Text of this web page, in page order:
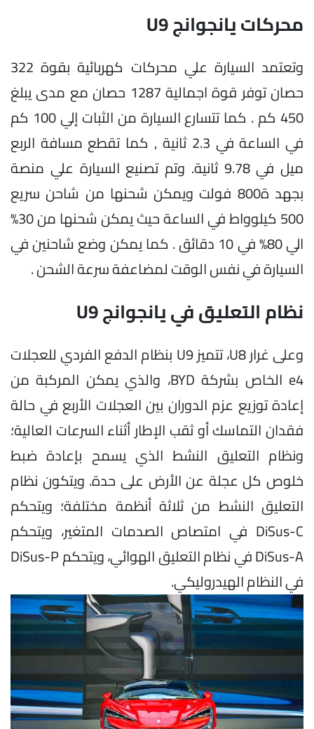
محركات يانجوانج U9
وتعتمد السيارة علي محركات كهربائية بقوة 322
حصان توفر قوة اجمالية 1287 حصان مع مدى يبلغ
450 كم . كما تتسارع السيارة من الثبات إلي 100 كم
في الساعة في 2.3 ثانية , كما تقطع مسافة الربع
ميل في 9.78 ثانية. وتم تصنيع السيارة علي منصة
بجهد ة800 فولت ويمكن شحنها من شاحن سريع
500 كيلوواط في الساعة حيث يمكن شحنها من 30%
الي 80% في 10 دقائق . كما يمكن وضع شاحنين في
السيارة في نفس الوقت لمضاعفة سرعة الشحن .
نظام التعليق في يانجوانج U9
وعلى غرار U8، تتميز U9 بنظام الدفع الفردي للعجلات
e4 الخاص بشركة BYD، والذي يمكن المركبة من
إعادة توزيع عزم الدوران بين العجلات الأربع في حالة
فقدان التماسك أو ثقب الإطار أثناء السرعات العالية؛
ونظام التعليق النشط الذي يسمح بإعادة ضبط
خلوص كل عجلة عن الأرض على حدة. ويتكون نظام
التعليق النشط من ثلاثة أنظمة مختلفة؛ ويتحكم
DiSus-C في امتصاص الصدمات المتغير، ويتحكم
DiSus-A في نظام التعليق الهوائي، ويتحكم DiSus-P
في النظام الهيدروليكي.